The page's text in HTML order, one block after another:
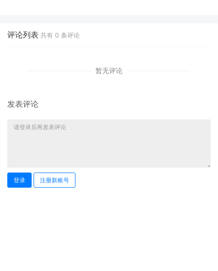
评论列表 共有 0 条评论
暂无评论
发表评论
登录 注册新账号